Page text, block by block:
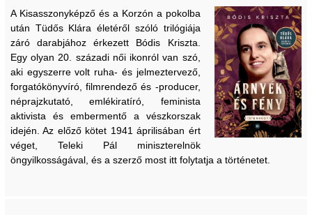
A Kisasszonyképző és a Korzón a pokolba
után Tüdős Klára életéről szóló trilógiája
záró darabjához érkezett Bódis Kriszta.
Egy olyan 20. századi női ikonról van szó,
aki egyszerre volt ruha- és jelmeztervező,
forgatókönyvíró, filmrendező és -producer,
néprajzkutató, emlékiratíró, feminista
aktivista és embermentő a vészkorszak
idején. Az előző kötet 1941 áprilisában ért
véget, Teleki Pál miniszterelnök
öngyilkosságával, és a szerző most itt folytatja a történetet.